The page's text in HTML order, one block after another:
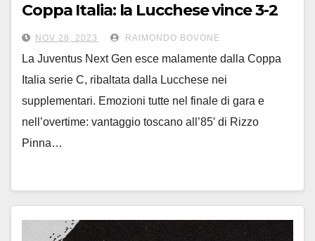
Coppa Italia: la Lucchese vince 3-2
ai supplementari e va ai quarti
NOV 28, 2023 RAIMONDO BOVONE
La Juventus Next Gen esce malamente dalla Coppa
Italia serie C, ribaltata dalla Lucchese nei
supplementari. Emozioni tutte nel finale di gara e
nell’overtime: vantaggio toscano all’85′ di Rizzo
Pinna…